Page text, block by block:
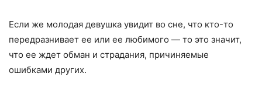
Если же молодая девушка увидит во сне, что кто-то
передразнивает ее или ее любимого — то это значит,
что ее ждет обман и страдания, причиняемые
ошибками других.